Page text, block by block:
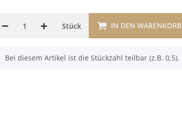
Stück IN DEN WARENKORB
x
Bei diesem Artikel ist die Stückzahl teilbar (z.B. 0,5).